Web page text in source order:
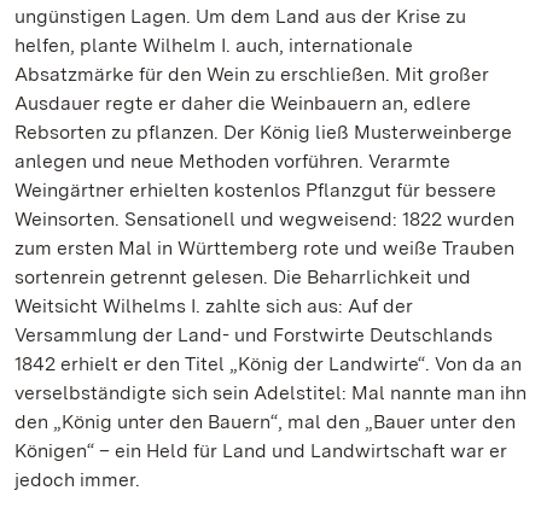
ungünstigen Lagen. Um dem Land aus der Krise zu
helfen, plante Wilhelm I. auch, internationale
Absatzmärke für den Wein zu erschließen. Mit großer
Ausdauer regte er daher die Weinbauern an, edlere
Rebsorten zu pflanzen. Der König ließ Musterweinberge
anlegen und neue Methoden vorführen. Verarmte
Weingärtner erhielten kostenlos Pflanzgut für bessere
Weinsorten. Sensationell und wegweisend: 1822 wurden
zum ersten Mal in Württemberg rote und weiße Trauben
sortenrein getrennt gelesen. Die Beharrlichkeit und
Weitsicht Wilhelms I. zahlte sich aus: Auf der
Versammlung der Land- und Forstwirte Deutschlands
1842 erhielt er den Titel „König der Landwirte“. Von da an
verselbständigte sich sein Adelstitel: Mal nannte man ihn
den „König unter den Bauern“, mal den „Bauer unter den
Königen“ – ein Held für Land und Landwirtschaft war er
jedoch immer.